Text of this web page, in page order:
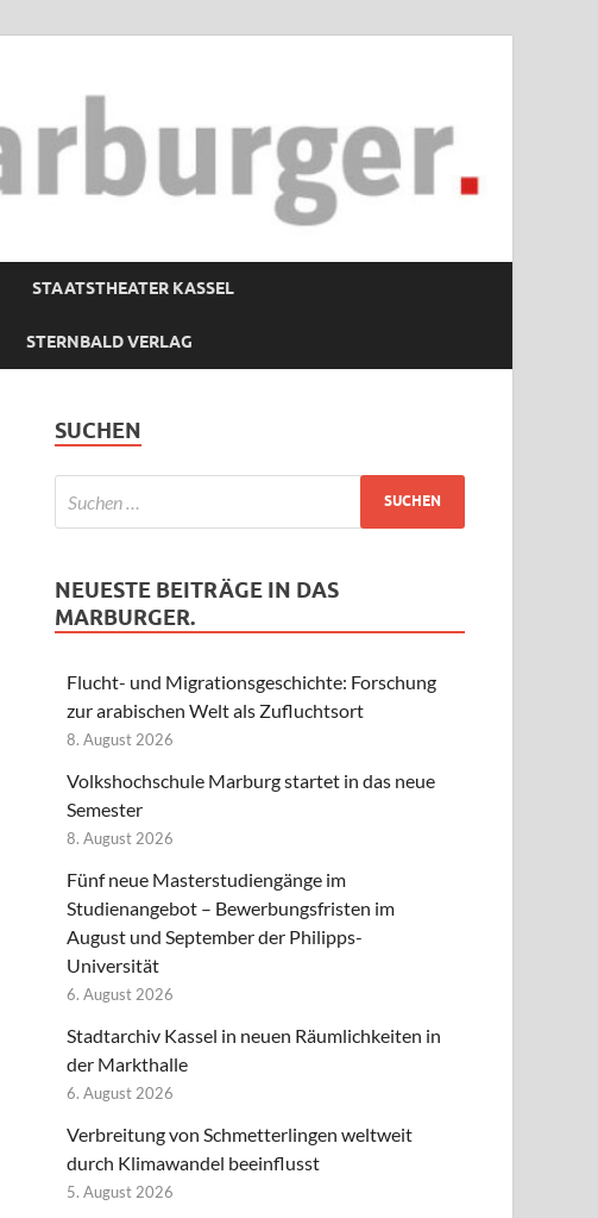
STAATSTHEATER KASSEL
STERNBALD VERLAG
SUCHEN
NEUESTE BEITRÄGE IN DAS
MARBURGER.
Flucht- und Migrationsgeschichte: Forschung
zur arabischen Welt als Zufluchtsort
8. August 2026
Volkshochschule Marburg startet in das neue
Semester
8. August 2026
Fünf neue Masterstudiengänge im
Studienangebot – Bewerbungsfristen im
August und September der Philipps-
Universität
6. August 2026
Stadtarchiv Kassel in neuen Räumlichkeiten in
der Markthalle
6. August 2026
Verbreitung von Schmetterlingen weltweit
durch Klimawandel beeinflusst
5. August 2026